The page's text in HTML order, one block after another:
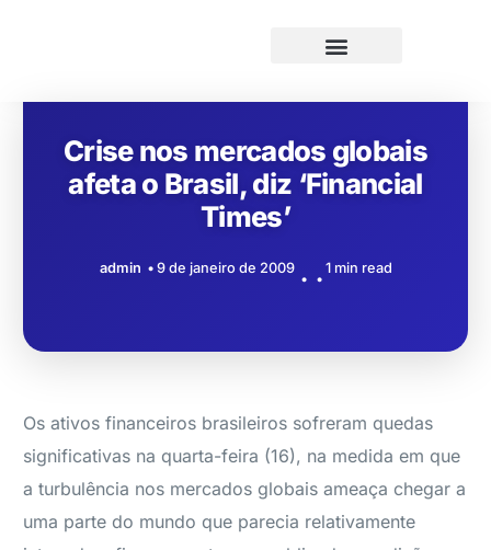
Crise nos mercados globais
afeta o Brasil, diz ‘Financial
Times’
admin 9 de janeiro de 2009 1 min read
Os ativos financeiros brasileiros sofreram quedas
significativas na quarta-feira (16), na medida em que
a turbulência nos mercados globais ameaça chegar a
uma parte do mundo que parecia relativamente